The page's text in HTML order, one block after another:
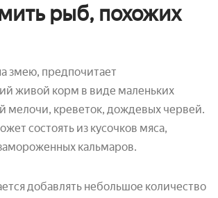
рыб, похожих
змею, предпочитает
живой корм в виде маленьких
мелочи, креветок, дождевых червей.
состоять из кусочков мяса,
кальмаров.
добавлять небольшое количество